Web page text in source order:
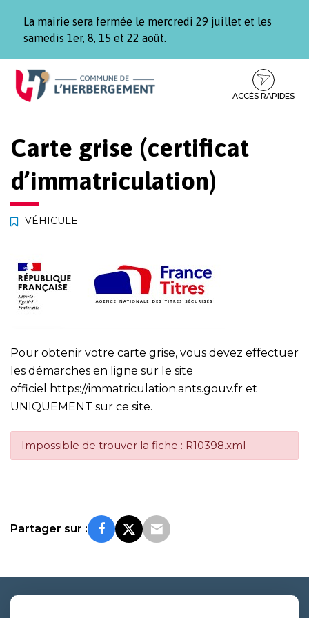
La mairie sera fermée le mercredi 29 juillet et les
samedis 1er, 8, 15 et 22 août.
Aller
Aller
contenu
Aller
pied
ACCÈS RAPIDES
Carte grise (certificat
d’immatriculation)
VÉHICULE
Pour obtenir votre carte grise, vous devez effectuer
les démarches en ligne sur le site
officiel
https://immatriculation.ants.gouv.fr et
UNIQUEMENT sur ce site.
Impossible de trouver la fiche : R10398.xml
Partager sur :